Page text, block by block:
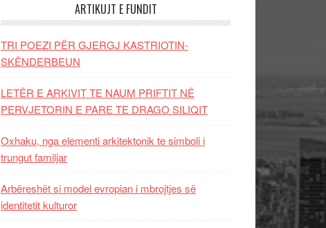
ARTIKUJT E FUNDIT
TRI POEZI PËR GJERGJ KASTRIOTIN-
SKËNDERBEUN
LETËR E ARKIVIT TE NAUM PRIFTIT NË
PERVJETORIN E PARE TE DRAGO SILIQIT
Oxhaku, nga elementi arkitektonik te simboli i
trungut familjar
Arbëreshët si model evropian i mbrojtjes së
identitetit kulturor